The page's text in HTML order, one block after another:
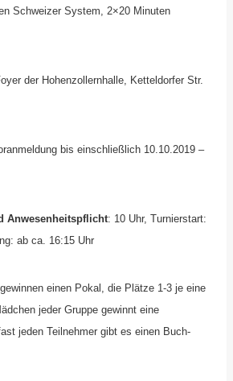
Schweizer System, 2×20 Minuten
der Hohenzollernhalle, Ketteldorfer Str.
bis einschließlich 10.10.2019 –
Anwesenheitspflicht: 10 Uhr, Turnierstart:
ab ca. 16:15 Uhr
einen Pokal, die Plätze 1-3 je eine
jeder Gruppe gewinnt eine
jeden Teilnehmer gibt es einen Buch-